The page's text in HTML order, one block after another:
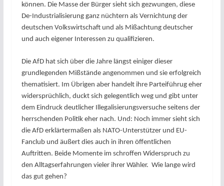
können. Die Masse der Bürger sieht sich gezwungen, diese
De-Industrialisierung ganz nüchtern als Vernichtung der
deutschen Volkswirtschaft und als Mißachtung deutscher
und auch eigener Interessen zu qualifizieren.
Die AfD hat sich über die Jahre längst einiger dieser
grundlegenden Mißstände angenommen und sie erfolgreich
thematisiert. Im Übrigen aber handelt ihre Parteiführug eher
widersprüchlich, duckt sich gelegentlich weg und gibt unter
dem Eindruck deutlicher Illegalisierungsversuche seitens der
herrschenden Politik eher nach. Und: Noch immer sieht sich
die AfD erklärtermaßen als NATO-Unterstützer und EU-
Fanclub und äußert dies auch in ihren öffentlichen
Auftritten. Beide Momente im schroffen Widerspruch zu
den Alltagserfahrungen vieler ihrer Wähler. Wie lange wird
das gut gehen?